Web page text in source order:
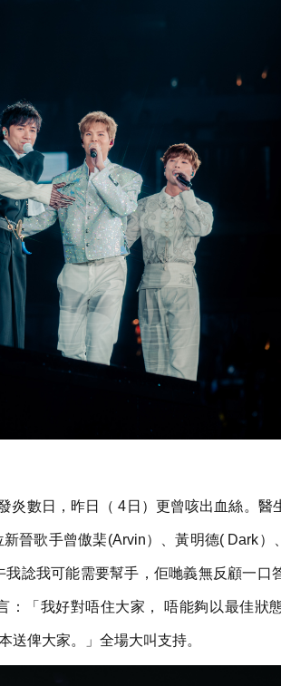
炎數日，昨日（ 4日）更曾咳出血絲。醫
晉歌手曾傲棐(Arvin）、黃明德( Dark）
諗我可能需要幫手，佢哋義無反顧一口
「我好對唔住大家， 唔能夠以最佳狀
送俾大家。」全場大叫支持。